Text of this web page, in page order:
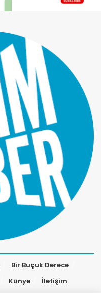
Bir Buçuk Derece
Künye İletişim